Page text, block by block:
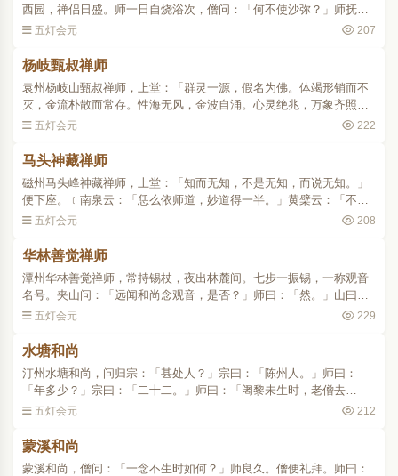
西园，禅侣日盛。师一日自烧浴次，僧问：「何不使沙弥？」师抚掌
三下。﹝僧举似曹山。山云：「一等是拍手抚掌，就中西园奇怪，俱
五灯会元 207
杨岐甄叔禅师
袁州杨岐山甄叔禅师，上堂：「群灵一源，假名为佛。体竭形销而不
灭，金流朴散而常存。性海无风，金波自涌。心灵绝兆，万象齐照。
体斯理者，不言而遍历沙界，不用而功益玄化。如何背觉，反合尘
五灯会元 222
马头神藏禅师
磁州马头峰神藏禅师，上堂：「知而无知，不是无知，而说无知。」
便下座。﹝南泉云：「恁么依师道，妙道得一半。」黄檗云：「不是
南泉驳他，要圆前话。」﹞..
五灯会元 208
华林善觉禅师
潭州华林善觉禅师，常持锡杖，夜出林麓间。七步一振锡，一称观音
名号。夹山问：「远闻和尚念观音，是否？」师曰：「然。」山曰：
「骑却头时如何？」师曰：「出头即从汝骑，不出头骑甚么？」山无
五灯会元 229
水塘和尚
汀州水塘和尚，问归宗：「甚处人？」宗曰：「陈州人。」师曰：
「年多少？」宗曰：「二十二。」师曰：「阇黎未生时，老僧去
来。」宗曰：「和尚几时生？」师竖起拂子。宗曰：「这个岂有生
五灯会元 212
蒙溪和尚
蒙溪和尚，僧问：「一念不生时如何？」师良久。僧便礼拜。师曰：